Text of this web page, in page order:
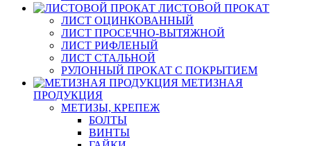
ЛИСТОВОЙ ПРОКАТ
ЛИСТ ОЦИНКОВАННЫЙ
ЛИСТ ПРОСЕЧНО-ВЫТЯЖНОЙ
ЛИСТ РИФЛЕНЫЙ
ЛИСТ СТАЛЬНОЙ
РУЛОННЫЙ ПРОКАТ С ПОКРЫТИЕМ
МЕТИЗНАЯ
ПРОДУКЦИЯ
МЕТИЗЫ, КРЕПЕЖ
БОЛТЫ
ВИНТЫ